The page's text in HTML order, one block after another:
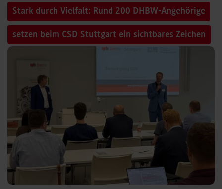
Stark durch Vielfalt: Rund 200 DHBW-Angehörige
setzen beim CSD Stuttgart ein sichtbares Zeichen